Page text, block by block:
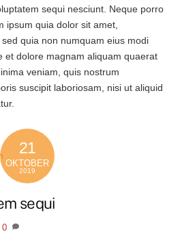
sequi nesciunt. Neque porro
ipsum quia dolor sit amet,
quia non numquam eius modi
et dolore magnam aliquam quaerat
veniam, quis nostrum
suscipit laboriosam, nisi ut aliquid
21
OKTOBER
2019
sequi
0